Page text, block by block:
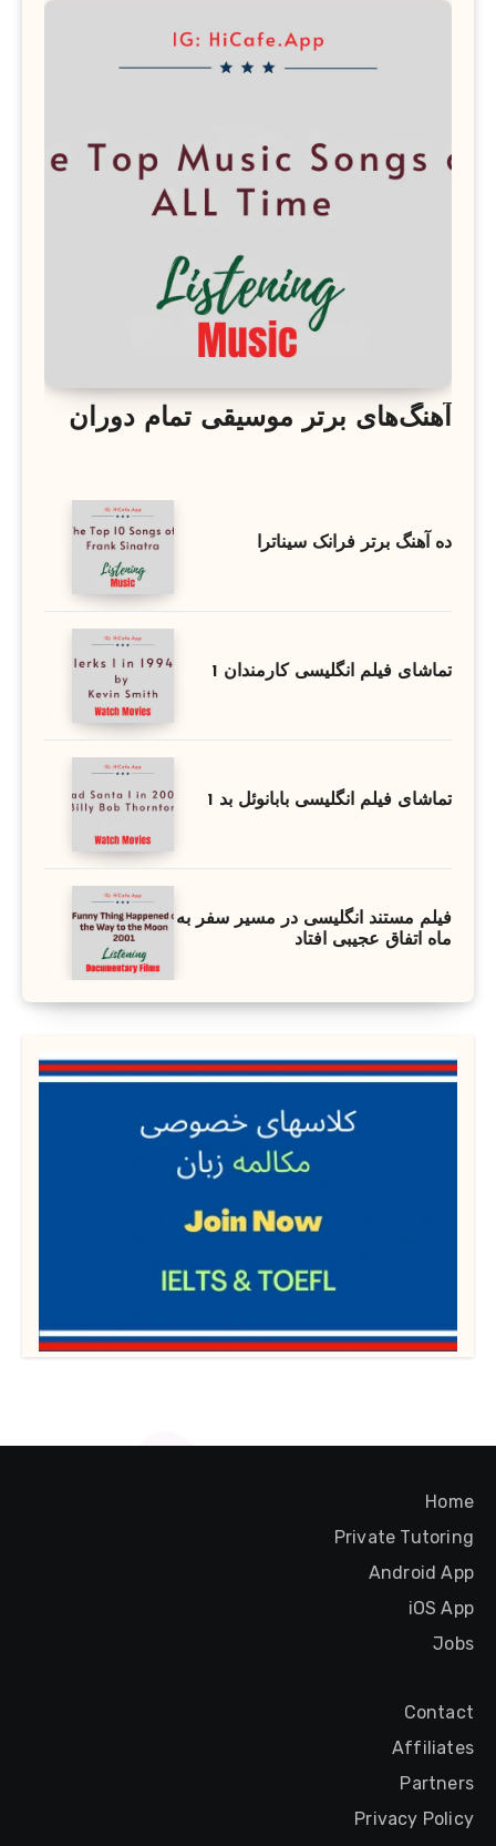
آهنگ‌های برتر موسیقی تمام دوران
ده آهنگ برتر فرانک سیناترا
تماشای فیلم انگلیسی کارمندان 1
تماشای فیلم انگلیسی بابانوئل بد 1
فیلم مستند انگلیسی در مسیر سفر به
ماه اتفاق عجیبی افتاد
Home
Private Tutoring
Android App
iOS App
Jobs
Contact
Affiliates
Partners
Privacy Policy